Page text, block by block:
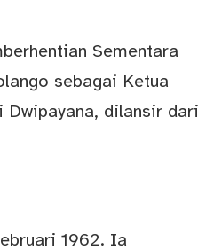
Sementara
sebagai Ketua
Dwipayana, dilansir dari
1962. Ia